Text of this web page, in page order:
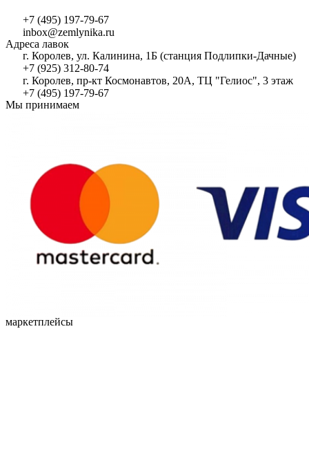
+7 (495) 197-79-67
inbox@zemlynika.ru
Адреса лавок
г. Королев, ул. Калинина, 1Б (станция Подлипки-Дачные)
+7 (925) 312-80-74
г. Королев, пр-кт Космонавтов, 20А, ТЦ "Гелиос", 3 этаж
+7 (495) 197-79-67
Мы принимаем
маркетплейсы